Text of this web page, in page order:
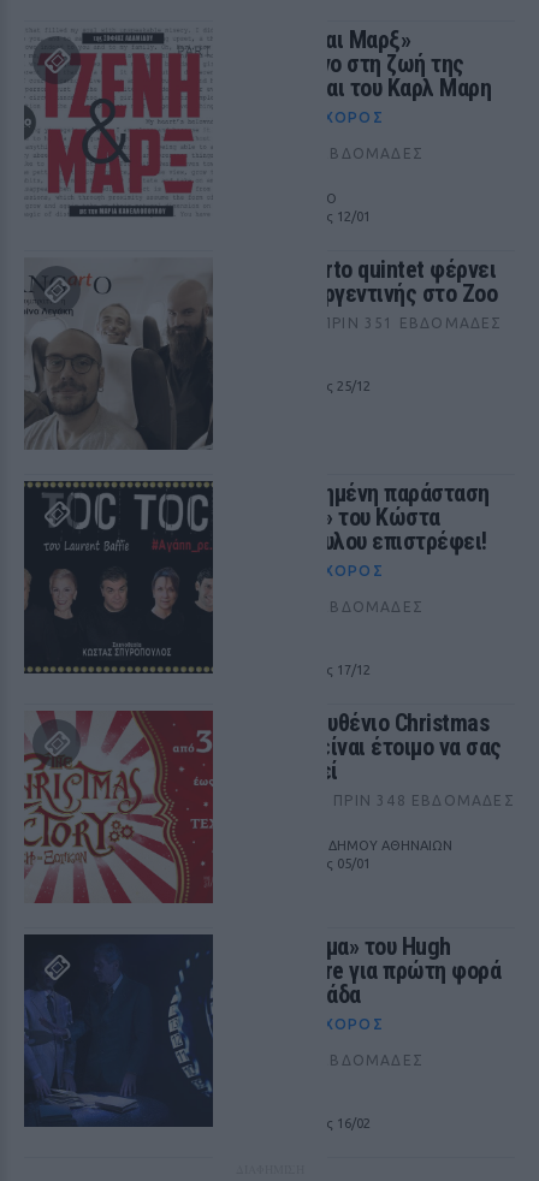
«Τζένη και Μαρξ»
βασισμένο στη ζωή της
Τζένης και του Καρλ Μαρη
ΘΈΑΤΡΟ+ΧΟΡΌΣ
ΠΡΙΝ 352 ΕΒΔΟΜΆΔΕΣ
ΘΕΑΤΡΟ OLVIO
από 09/11 έως 12/01
To Tangarto quintet φέρνει
άρωμα Αργεντινής στο Zoo
ΠΡΙΝ 351 ΕΒΔΟΜΆΔΕΣ
από 27/11 έως 25/12
Η επιτυχημένη παράσταση
«Toc Toc» του Κώστα
Σπυρόπουλου επιστρέφει!
ΘΈΑΤΡΟ+ΧΟΡΌΣ
ΠΡΙΝ 351 ΕΒΔΟΜΆΔΕΣ
από 25/11 έως 17/12
Το παραμυθένιο Christmas
Factory είναι έτοιμο να σας
υποδεχτεί
ΠΡΙΝ 348 ΕΒΔΟΜΆΔΕΣ
ΤΕΧΝΟΠΟΛΗ ΔΗΜΟΥ ΑΘΗΝΑΙΩΝ
από 30/11 έως 05/01
Το «Αίνιγμα» του Hugh
Whitemore για πρώτη φορά
στην Ελλάδα
ΘΈΑΤΡΟ+ΧΟΡΌΣ
ΠΡΙΝ 348 ΕΒΔΟΜΆΔΕΣ
από 05/12 έως 16/02